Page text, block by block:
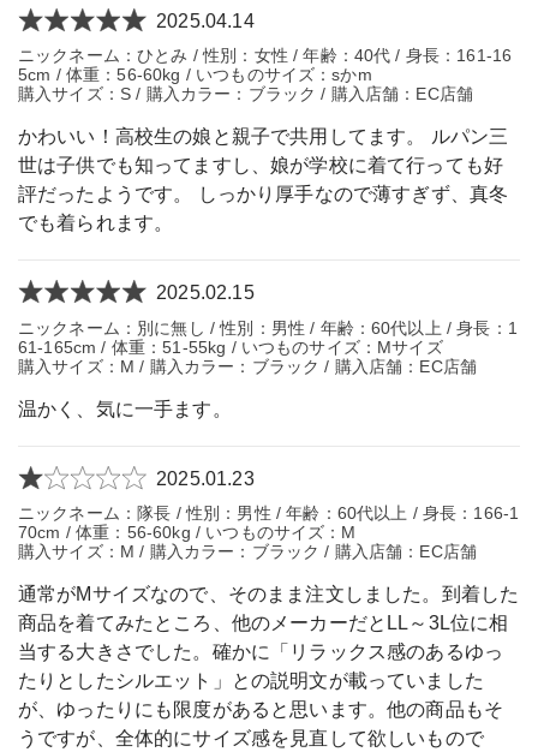
2025.04.14
ニックネーム：ひとみ / 性別：女性 / 年齢：40代 / 身長：161-16
5cm / 体重：56-60kg / いつものサイズ：sかm
購入サイズ：S / 購入カラー：ブラック / 購入店舗：EC店舗
かわいい！高校生の娘と親子で共用してます。 ルパン三
世は子供でも知ってますし、娘が学校に着て行っても好
評だったようです。 しっかり厚手なので薄すぎず、真冬
でも着られます。
2025.02.15
ニックネーム：別に無し / 性別：男性 / 年齢：60代以上 / 身長：1
61-165cm / 体重：51-55kg / いつものサイズ：Mサイズ
購入サイズ：M / 購入カラー：ブラック / 購入店舗：EC店舗
温かく、気に一手ます。
2025.01.23
ニックネーム：隊長 / 性別：男性 / 年齢：60代以上 / 身長：166-1
70cm / 体重：56-60kg / いつものサイズ：M
購入サイズ：M / 購入カラー：ブラック / 購入店舗：EC店舗
通常がMサイズなので、そのまま注文しました。到着した
商品を着てみたところ、他のメーカーだとLL～3L位に相
当する大きさでした。確かに「リラックス感のあるゆっ
たりとしたシルエット」との説明文が載っていました
が、ゆったりにも限度があると思います。他の商品もそ
うですが、全体的にサイズ感を見直して欲しいもので